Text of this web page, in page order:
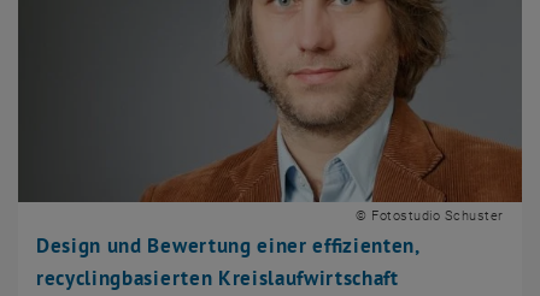
Design und Bewertung einer effizienten,
recyclingbasierten Kreislaufwirtschaft
© Fotostudio Schuster